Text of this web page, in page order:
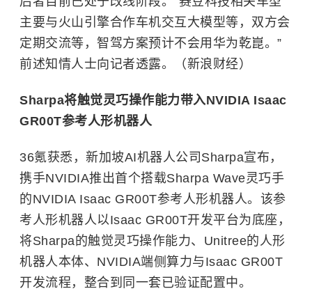
主要与火山引擎合作车机交互大模型等，双方会
定期交流等，智驾方案预计不会用华为乾崑。”
前述知情人士向记者透露。（新浪财经）
Sharpa将触觉灵巧操作能力带⼊NVIDIA Isaac
GR00T参考⼈形机器人
36氪获悉，新加坡AI机器人公司Sharpa宣布，
携手NVIDIA推出首个搭载Sharpa Wave灵巧手
的NVIDIA Isaac GR00T参考人形机器人。该参
考人形机器人以Isaac GR00T开发平台为底座，
将Sharpa的触觉灵巧操作能⼒、Unitree的人形
机器人本体、NVIDIA端侧算⼒与Isaac GR00T
开发流程，整合到同⼀套已验证配置中。